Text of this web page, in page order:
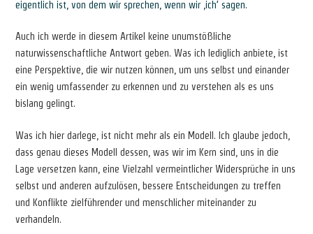
eigentlich ist, von dem wir sprechen, wenn wir ‚ich‘ sagen.
Auch ich werde in diesem Artikel keine unumstößliche
naturwissenschaftliche Antwort geben. Was ich lediglich anbiete, ist
eine Perspektive, die wir nutzen können, um uns selbst und einander
ein wenig umfassender zu erkennen und zu verstehen als es uns
bislang gelingt.
Was ich hier darlege, ist nicht mehr als ein Modell. Ich glaube jedoch,
dass genau dieses Modell dessen, was wir im Kern sind, uns in die
Lage versetzen kann, eine Vielzahl vermeintlicher Widersprüche in uns
selbst und anderen aufzulösen, bessere Entscheidungen zu treffen
und Konflikte zielführender und menschlicher miteinander zu
verhandeln.